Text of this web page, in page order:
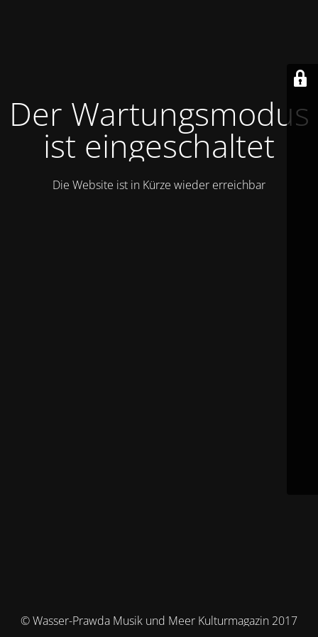
Der Wartungsmodus
ist eingeschaltet
Die Website ist in Kürze wieder erreichbar
© Wasser-Prawda Musik und Meer Kulturmagazin 2017